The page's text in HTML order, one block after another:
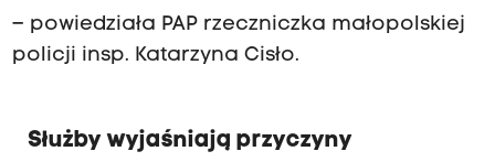
– powiedziała PAP rzeczniczka małopolskiej
policji insp. Katarzyna Cisło.
Służby wyjaśniają przyczyny